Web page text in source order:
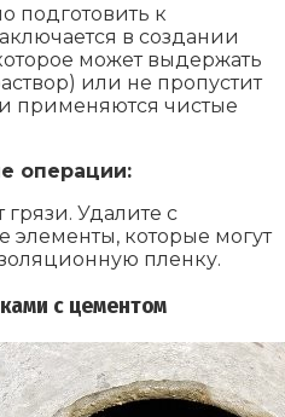
подготовить к
в создании
может выдержать
или не пропустит
применяются чистые
операции:
Удалите с
элементы, которые могут
пленку.
с цементом